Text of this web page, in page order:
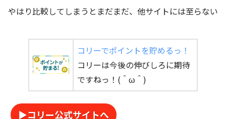
やはり比較してしまうとまだまだ、他サイトには至らない
コリーでポイントを貯めるっ！
コリーは今後の伸びしろに期待
ですねっ！(＾ω＾)
▶コリー公式サイトへ